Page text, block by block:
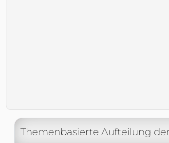
Themenbasierte Aufteilung